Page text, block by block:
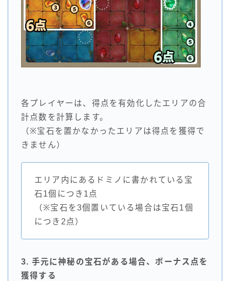
各プレイヤーは、得点を有効化したエリアの合
計点数を計算します。
（※宝石を置かなかったエリアは得点を獲得で
きません）
エリア内にあるドミノに書かれている宝
石1個につき1点
（※宝石を3個置いている場合は宝石1個
につき2点）
3. 手元に神秘の宝石がある場合、ボーナス点を
獲得する